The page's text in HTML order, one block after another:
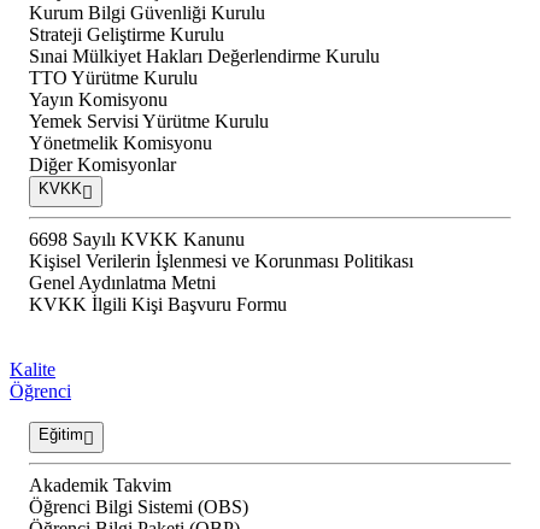
Kurum Bilgi Güvenliği Kurulu
Strateji Geliştirme Kurulu
Sınai Mülkiyet Hakları Değerlendirme Kurulu
TTO Yürütme Kurulu
Yayın Komisyonu
Yemek Servisi Yürütme Kurulu
Yönetmelik Komisyonu
Diğer Komisyonlar
KVKK
6698 Sayılı KVKK Kanunu
Kişisel Verilerin İşlenmesi ve Korunması Politikası
Genel Aydınlatma Metni
KVKK İlgili Kişi Başvuru Formu
Kalite
Öğrenci
Eğitim
Akademik Takvim
Öğrenci Bilgi Sistemi (OBS)